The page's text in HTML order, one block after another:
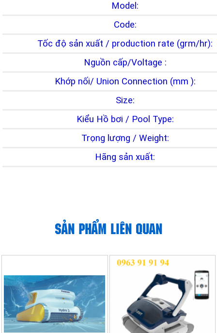
Model:
Code:
Tốc độ sản xuất / production rate (grm/hr):
Nguồn cấp/Voltage :
Khớp nối/ Union Connection (mm ):
Size:
Kiểu Hồ bơi / Pool Type:
Trọng lượng / Weight:
Hãng sản xuất:
SẢN PHẨM LIÊN QUAN